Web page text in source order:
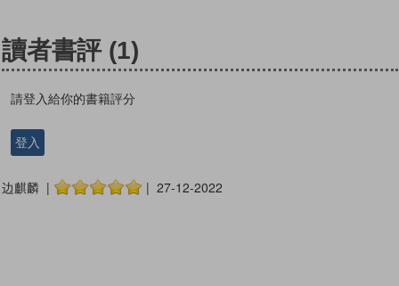
讀者書評 (1)
請登入給你的書籍評分
登入
边麒麟 | | 27-12-2022